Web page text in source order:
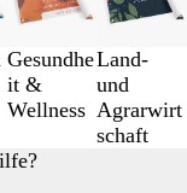
Gesundhe
it &
Wellness
Land-
und
Agrarwirt
schaft